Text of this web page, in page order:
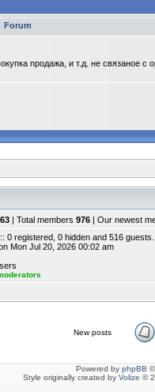
Forum
продажа, и т.д. не связаное с
| Total members 976 | Our newest
0 registered, 0 hidden and 516 guests.
Mon Jul 20, 2026 00:02 am
New posts
Powered by phpBB
Style originally created by Volize ©